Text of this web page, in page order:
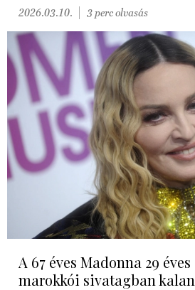
2026.03.10. 3 perc olvasás
A 67 éves Madonna 29
marokkói sivatagban